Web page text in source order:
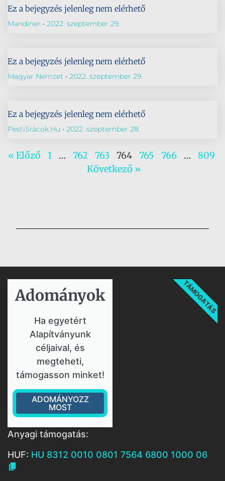
Ez a bejegyzés jelenleg nem elérhető
Mandiner 2022. szeptember 29.
Ez a bejegyzés jelenleg nem elérhető
Magyar Nemzet 2022. szeptember 29.
Ez a bejegyzés jelenleg nem elérhető
PestiSrácok.hu 2022. szeptember 28.
« Előző 1 … 762 763 764 765 766 …
809
Következő »
Adományok​
Ha egyetért
Alapítványunk
céljaival, és
megteheti,
támogasson minket!
ADOMÁNYOZZ
MOST
TÁMOGATÁS
Anyagi támogatás:
HUF: HU 8312 0010 0801 7564 6800 1000 06
